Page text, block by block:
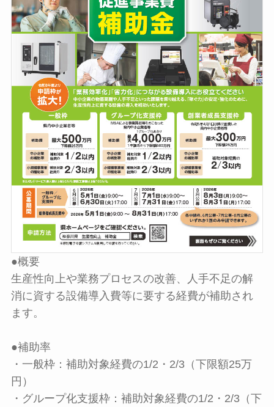
●概要
生産性向上や業務プロセスの改善、人手不足の解
消に資する設備導入費等に要する経費が補助され
ます。
●補助率
・一般枠：補助対象経費の1/2・2/3（下限額25万
円）
・グループ化支援枠：補助対象経費の1/2・2/3（下